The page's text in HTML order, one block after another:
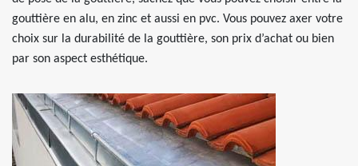
gouttière en alu, en zinc et aussi en pvc. Vous pouvez axer votre
choix sur la durabilité de la gouttière, son prix d’achat ou bien
par son aspect esthétique.